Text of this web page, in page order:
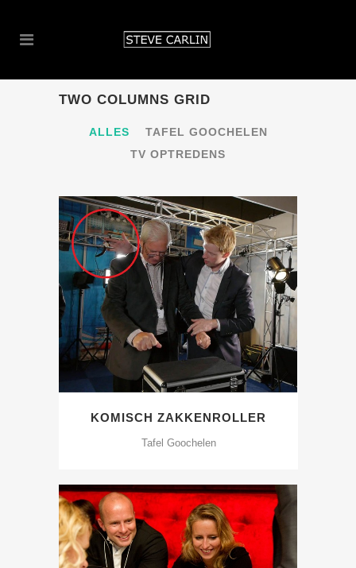
TWO COLUMNS GRID
ALLES
TAFEL GOOCHELEN
TV OPTREDENS
KOMISCH ZAKKENROLLER
Tafel Goochelen